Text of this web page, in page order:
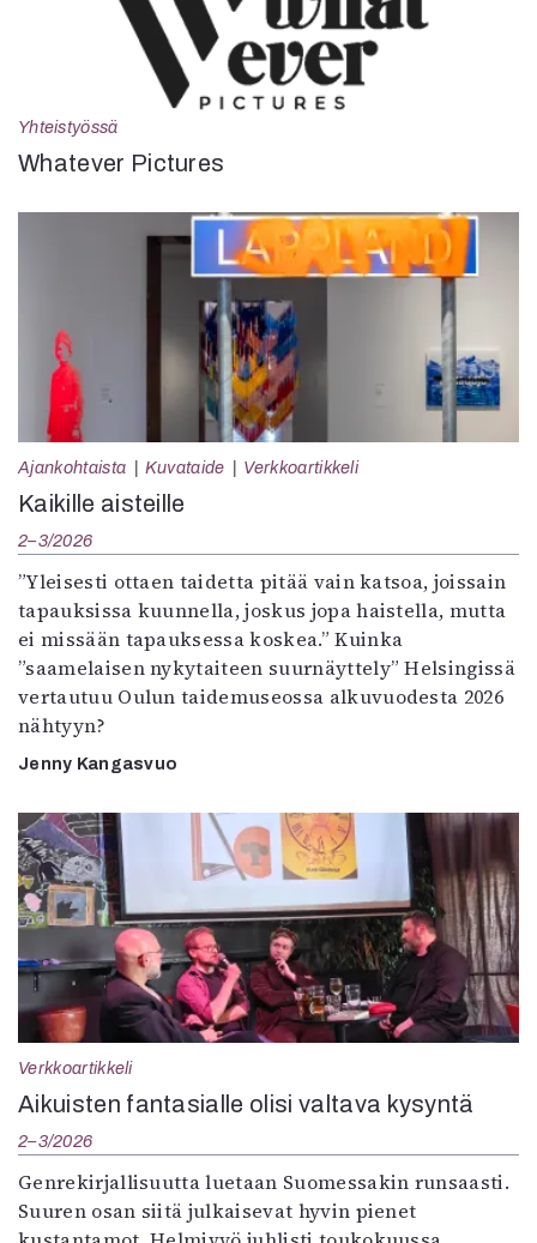
Yhteistyössä
Whatever Pictures
Ajankohtaista Kuvataide Verkkoartikkeli
Kaikille aisteille
2–3/2026
”Yleisesti ottaen taidetta pitää vain katsoa, joissain
tapauksissa kuunnella, joskus jopa haistella, mutta
ei missään tapauksessa koskea.” Kuinka
”saamelaisen nykytaiteen suurnäyttely” Helsingissä
vertautuu Oulun taidemuseossa alkuvuodesta 2026
nähtyyn?
Jenny Kangasvuo
Verkkoartikkeli
Aikuisten fantasialle olisi valtava kysyntä
2–3/2026
Genrekirjallisuutta luetaan Suomessakin runsaasti.
Suuren osan siitä julkaisevat hyvin pienet